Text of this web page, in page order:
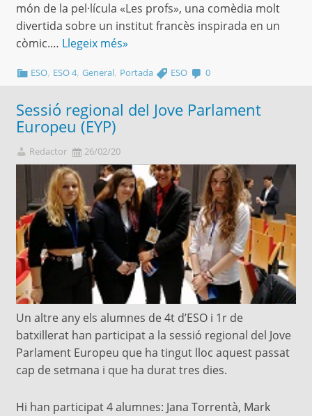
món de la pel·lícula «Les profs», una comèdia molt
divertida sobre un institut francès inspirada en un
còmic.… Llegeix més»
ESO, ESO 4,General, Portada ESO 0
Sessió regional del Jove Parlament
Europeu (EYP)
Redactor 26/02/20
Un altre any els alumnes de 4t d’ESO i 1r de
batxillerat han participat a la sessió regional del Jove
Parlament Europeu que ha tingut lloc aquest passat
cap de setmana i que ha durat tres dies.
Hi han participat 4 alumnes: Jana Torrentà, Mark